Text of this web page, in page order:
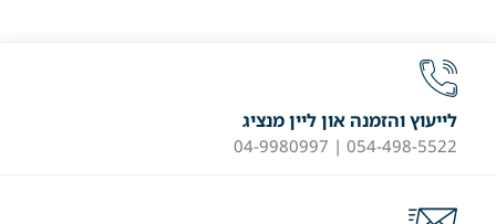
לייעוץ והזמנה און ליין מנציג
054-498-5522 | 04-9980997